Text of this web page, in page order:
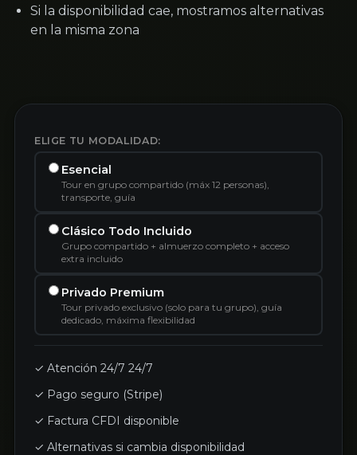
Si la disponibilidad cae, mostramos alternativas
en la misma zona
ELIGE TU MODALIDAD:
Esencial
Tour en grupo compartido (máx 12 personas),
transporte, guía
Clásico Todo Incluido
Grupo compartido + almuerzo completo + acceso
extra incluido
Privado Premium
Tour privado exclusivo (solo para tu grupo), guía
dedicado, máxima flexibilidad
✓ Atención 24/7 24/7
✓ Pago seguro (Stripe)
✓ Factura CFDI disponible
✓ Alternativas si cambia disponibilidad